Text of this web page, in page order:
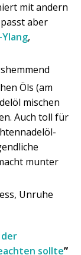
mit andern
aber
,
Öls (am
mischen
Auch toll für
munter
Unruhe
der
sollte”